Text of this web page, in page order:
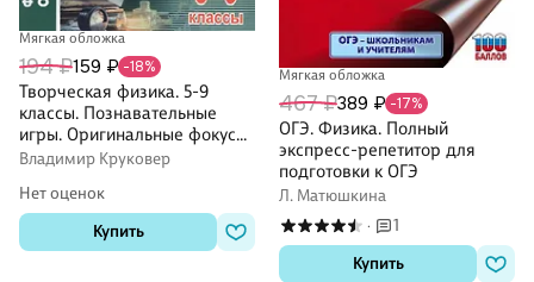
Мягкая обложка
194 ₽159 ₽ -18%
Творческая физика. 5-9
классы. Познавательные
игры. Оригинальные фокусы
и опыты. Занимательные
Владимир Круковер
Нет оценок
Купить
Мягкая обложка
467 ₽389 ₽ -17%
ОГЭ. Физика. Полный
экспресс-репетитор для
подготовки к ОГЭ
Л. Матюшкина
·
1
Купить